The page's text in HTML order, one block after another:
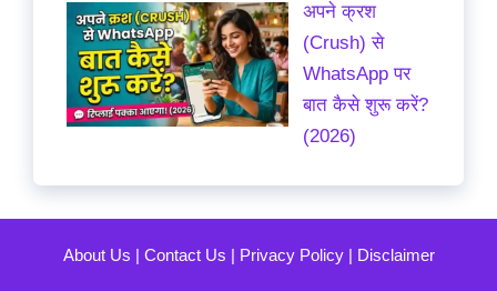
अपने क्रश
(Crush) से
WhatsApp पर
बात कैसे शुरू करें?
(2026)
About Us | Contact Us | Privacy Policy| Disclaimer